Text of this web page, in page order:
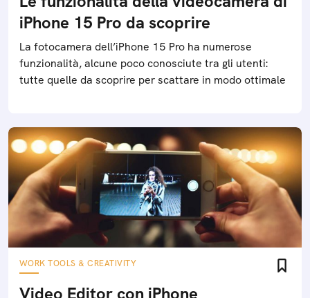
iPhone 15 Pro da scoprire
La fotocamera dell’iPhone 15 Pro ha numerose
funzionalità, alcune poco conosciute tra gli utenti:
tutte quelle da scoprire per scattare in modo ottimale
WORK TOOLS & CREATIVITY
Video Editor con iPhone